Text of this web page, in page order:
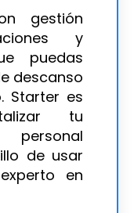
gestión
y
puedas
descanso
Starter es
tu
personal
de usar
en